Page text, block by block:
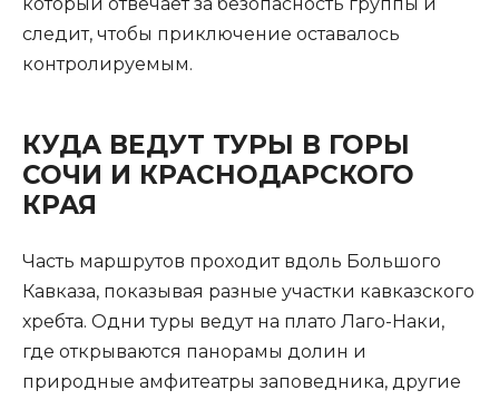
который отвечает за безопасность группы и
следит, чтобы приключение оставалось
контролируемым.
КУДА ВЕДУТ ТУРЫ В ГОРЫ
СОЧИ И КРАСНОДАРСКОГО
КРАЯ
Часть маршрутов проходит вдоль Большого
Кавказа, показывая разные участки кавказского
хребта. Одни туры ведут на плато Лаго-Наки,
где открываются панорамы долин и
природные амфитеатры заповедника, другие